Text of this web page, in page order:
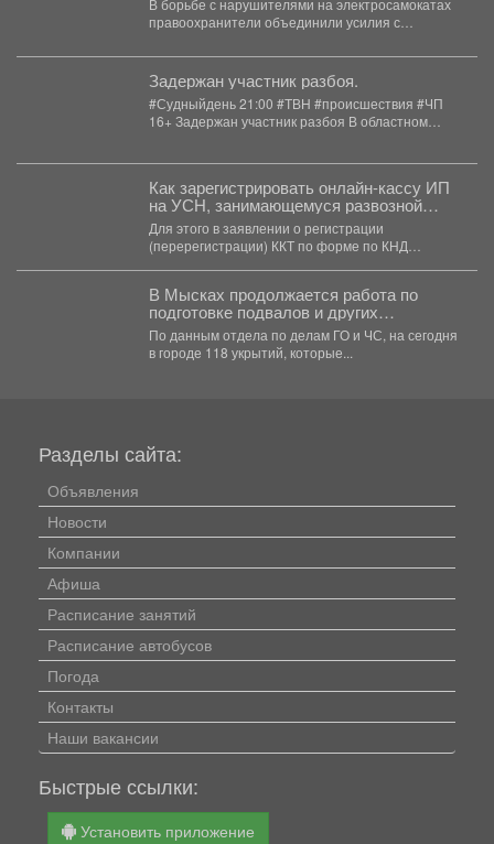
В борьбе с нарушителями на электросамокатах
правоохранители объединили усилия с
дружинниками....
Задержан участник разбоя.
#Судныйдень 21:00 #ТВН #происшествия #ЧП
16+ Задержан участник разбоя В областном
Как зарегистрировать онлайн-кассу ИП
на УСН, занимающемуся развозной
торговлей
Для этого в заявлении о регистрации
(перерегистрации) ККТ по форме по КНД
В Мысках продолжается работа по
подготовке подвалов и других
заглубленных помещений для укрытия
населения на случай возникновения
чрезвычайных ситуаций
По данным отдела по делам ГО и ЧС, на сегодня
в городе 118 укрытий, которые...
Разделы сайта:
Объявления
Новости
Компании
Афиша
Расписание занятий
Расписание автобусов
Погода
Контакты
Наши вакансии
Быстрые ссылки:
Установить приложение